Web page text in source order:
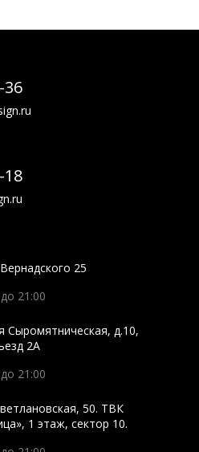
36
18
25
21:00
Сыромятническая, д.10,
2A
21:00
50. ТВК
1 этаж, сектор 10.